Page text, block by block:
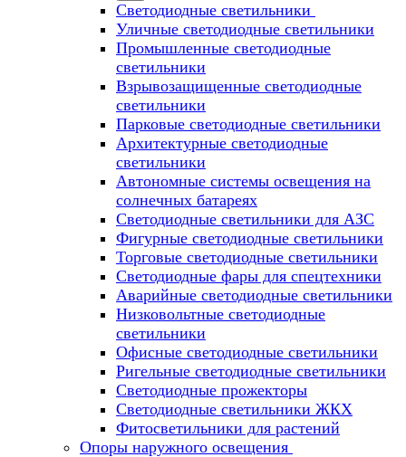
Светодиодные светильники
Уличные светодиодные светильники
Промышленные светодиодные
светильники
Взрывозащищенные светодиодные
светильники
Парковые светодиодные светильники
Архитектурные светодиодные
светильники
Автономные системы освещения на
солнечных батареях
Светодиодные светильники для АЗС
Фигурные светодиодные светильники
Торговые светодиодные светильники
Cветодиодные фары для спецтехники
Аварийные светодиодные светильники
Низковольтные светодиодные
светильники
Офисные светодиодные светильники
Ригельные светодиодные светильники
Светодиодные прожекторы
Светодиодные светильники ЖКХ
Фитосветильники для растений
Опоры наружного освещения